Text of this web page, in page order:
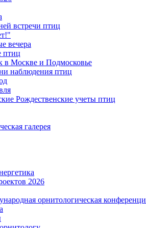
встречи птиц
вечера
птиц
в Москве и Подмосковье
наблюдения птиц
Рождественские учеты птиц
галерея
2026
орнитологическая